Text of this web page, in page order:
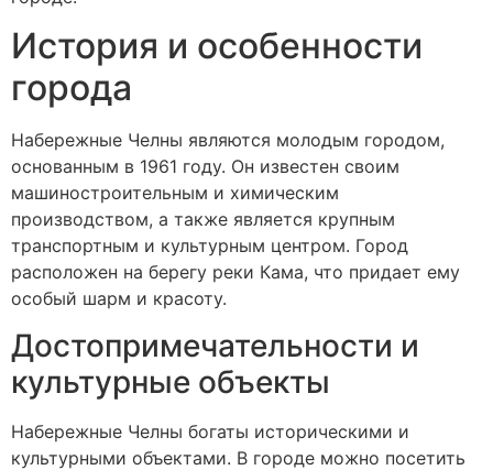
История и особенности
города
Набережные Челны являются молодым городом,
основанным в 1961 году. Он известен своим
машиностроительным и химическим
производством, а также является крупным
транспортным и культурным центром. Город
расположен на берегу реки Кама, что придает ему
особый шарм и красоту.
Достопримечательности и
культурные объекты
Набережные Челны богаты историческими и
культурными объектами. В городе можно посетить